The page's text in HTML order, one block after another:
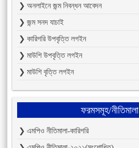
❯ অনলাইনে জন্ম নিবন্ধন আবেদন
❯ জন্ম সনদ যাচাই
❯ কারিগরি উপবৃত্তি লগইন
❯ মাউশি উপবৃত্তি লগইন
❯ মাউশি বৃত্তি লগইন
ফরমসমূহ/নীতিমালা
❯ এমপিও নীতিমালা-কারিগরি